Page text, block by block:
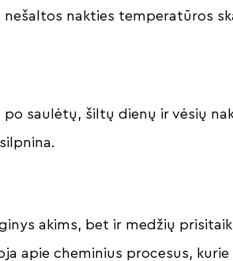
nakties temperatūros
po saulėtų, šiltų dienų ir vėsių
akims, bet ir medžių
apie cheminius procesus,